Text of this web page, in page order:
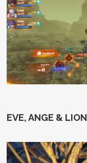
EVE, ANGE & LION